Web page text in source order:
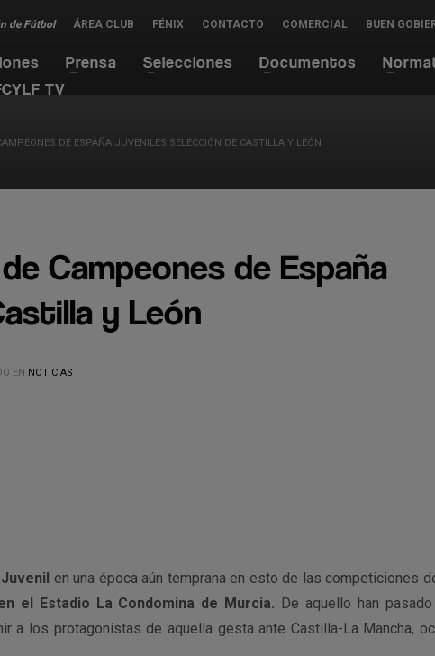
de Fútbol ÁREA CLUB FÉNIX CONTACTO COMERCIAL BUEN
Prensa Selecciones Documentos
TV
DE ESPAÑA JUVENILES SELECCIÓN DE CASTILLA Y LEÓN
Campeones de España
y León
EN NOTICIAS
en una época aún temprana en esto de las competiciones
el Estadio La Condomina de Murcia. De aquello han
a los protagonistas de aquella gesta ante Castilla-La Mancha,